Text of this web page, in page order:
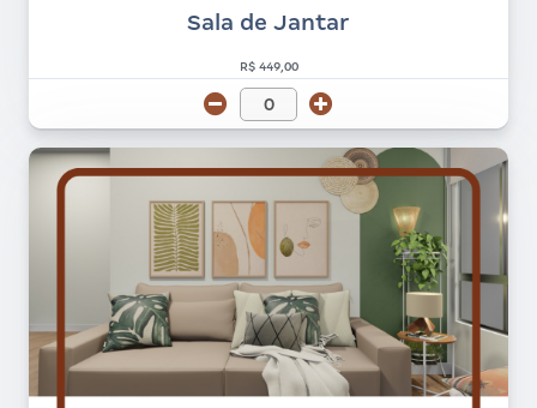
Sala de Jantar
R$ 449,00